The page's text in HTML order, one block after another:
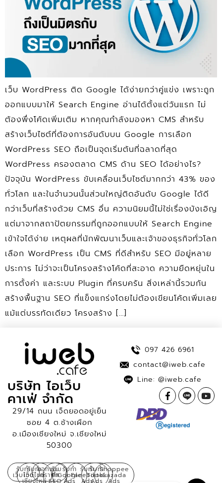
เว็บ WordPress ติด Google ได้ง่ายกว่าคู่แข่ง เพราะถูก
ออกแบบมาให้ Search Engine อ่านได้ตั้งแต่วันแรก ไม่
ต้องพึ่งโค้ดเพิ่มเติม หากคุณกำลังมองหา CMS สำหรับ
สร้างเว็บไซต์ที่ต้องการอันดับบน Google การเลือก
WordPress SEO ถือเป็นจุดเริ่มต้นที่ฉลาดที่สุด
WordPress ครองตลาด CMS ด้าน SEO ได้อย่างไร?
ปัจจุบัน WordPress ขับเคลื่อนเว็บไซต์มากกว่า 43% ของ
ทั่วโลก และในจำนวนนั้นส่วนใหญ่ติดอันดับ Google ได้ดี
กว่าเว็บที่สร้างด้วย CMS อื่น ความนิยมนี้ไม่ใช่เรื่องบังเอิญ
แต่มาจากสถาปัตยกรรมที่ถูกออกแบบให้ Search Engine
เข้าใจได้ง่าย เหตุผลที่นักพัฒนาเว็บและเจ้าของธุรกิจทั่วโลก
เลือก WordPress เป็น CMS ที่ดีสำหรับ SEO มีอยู่หลาย
ประการ ไม่ว่าจะเป็นโครงสร้างโค้ดที่สะอาด ความยืดหยุ่นใน
การตั้งค่า และระบบ Plugin ที่ครบครัน สิ่งเหล่านี้รวมกัน
สร้างพื้นฐาน SEO ที่แข็งแกร่งโดยไม่ต้องเขียนโค้ดเพิ่มเลย
แม้แต่บรรทัดเดียว โครงสร้าง […]
บริษัท ไอเว็บ
คาเฟ่ จำกัด
29/14 ถนน เจ็ดยอดอยู่เย็น
ซอย 4 ต.ช้างเผือก
อ.เมืองเชียงใหม่ จ.เชียงใหม่
50300
รับทำ
เว็บไซต์
รับทำ
เว็บไซต์
เชียงใหม่
ออกแบบ
กราฟิก
รับ
ทำ
SEO
รับทำ
Google
Ads
รับทำ
Facebook
Ads
รับทำ
Tiktok
Ads
Shoppee
Lazada
Ads
097 426 6961
contact@iweb.cafe
Line: @iweb.cafe